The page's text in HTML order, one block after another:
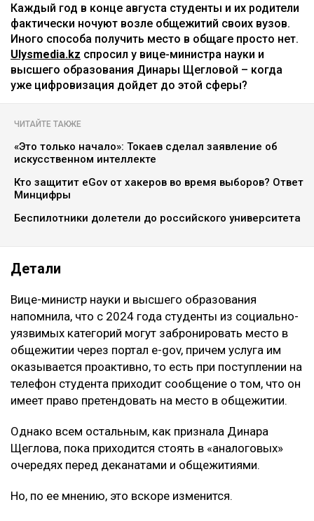
Каждый год в конце августа студенты и их родители
фактически ночуют возле общежитий своих вузов.
Иного способа получить место в общаге просто нет.
Ulysmedia.kz спросил у вице-министра науки и
высшего образования Динары Щегловой – когда
уже цифровизация дойдет до этой сферы?
ЧИТАЙТЕ ТАКЖЕ
«Это только начало»: Токаев сделал заявление об
искусственном интеллекте
Кто защитит eGov от хакеров во время выборов? Ответ
Минцифры
Беспилотники долетели до российского университета
Детали
Вице-министр науки и высшего образования
напомнила, что с 2024 года студенты из социально-
уязвимых категорий могут забронировать место в
общежитии через портал e-gov, причем услуга им
оказывается проактивно, то есть при поступлении на
телефон студента приходит сообщение о том, что он
имеет право претендовать на место в общежитии.
Однако всем остальным, как признала Динара
Щеглова, пока приходится стоять в «аналоговых»
очередях перед деканатами и общежитиями.
Но, по ее мнению, это вскоре изменится.